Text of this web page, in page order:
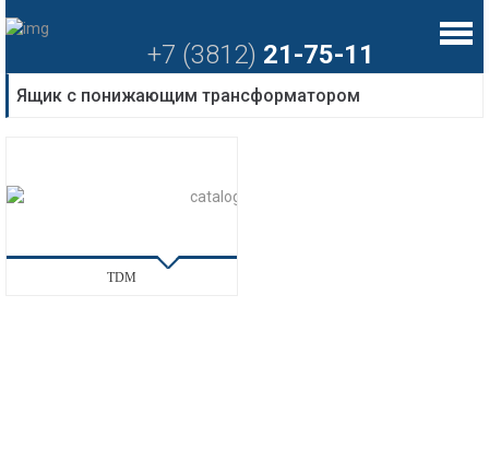
+7 (3812) 21-75-11
Ящик с понижающим трансформатором
TDM